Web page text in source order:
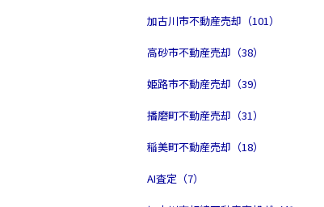
加古川市不動産売却（101）
高砂市不動産売却（38）
姫路市不動産売却（39）
播磨町不動産売却（31）
稲美町不動産売却（18）
AI査定（7）